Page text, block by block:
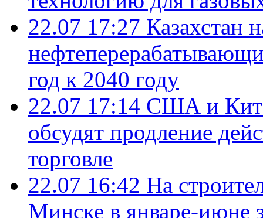
22.07 17:27 Казахстан
год к 2040 году
22.07 17:14 США и
обсудят продление
торговле
22.07 16:42 На
Минске в январе-июне